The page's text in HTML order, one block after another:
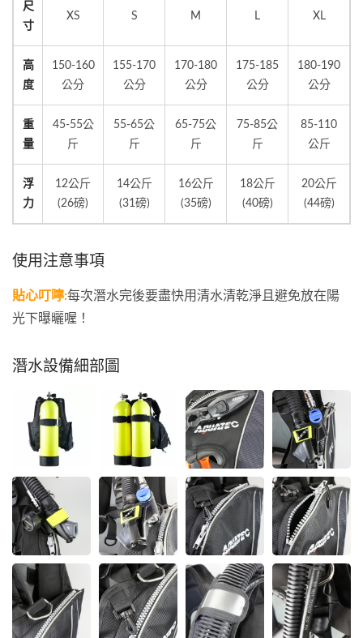
尺
寸
XS S M L XL
高
度
150-160
公分
155-170
公分
170-180
公分
175-185
公分
180-190
公分
重
量
45-55公
斤
55-65公
斤
65-75公
斤
75-85公
斤
85-110
公斤
浮
力
12公斤
(26磅)
14公斤
(31磅)
16公斤
(35磅)
18公斤
(40磅)
20公斤
(44磅)
使用注意事項
貼心叮嚀:每次潛水完後要盡快用清水清乾淨且避免放在陽
光下曝曬喔！
潛水設備細部圖